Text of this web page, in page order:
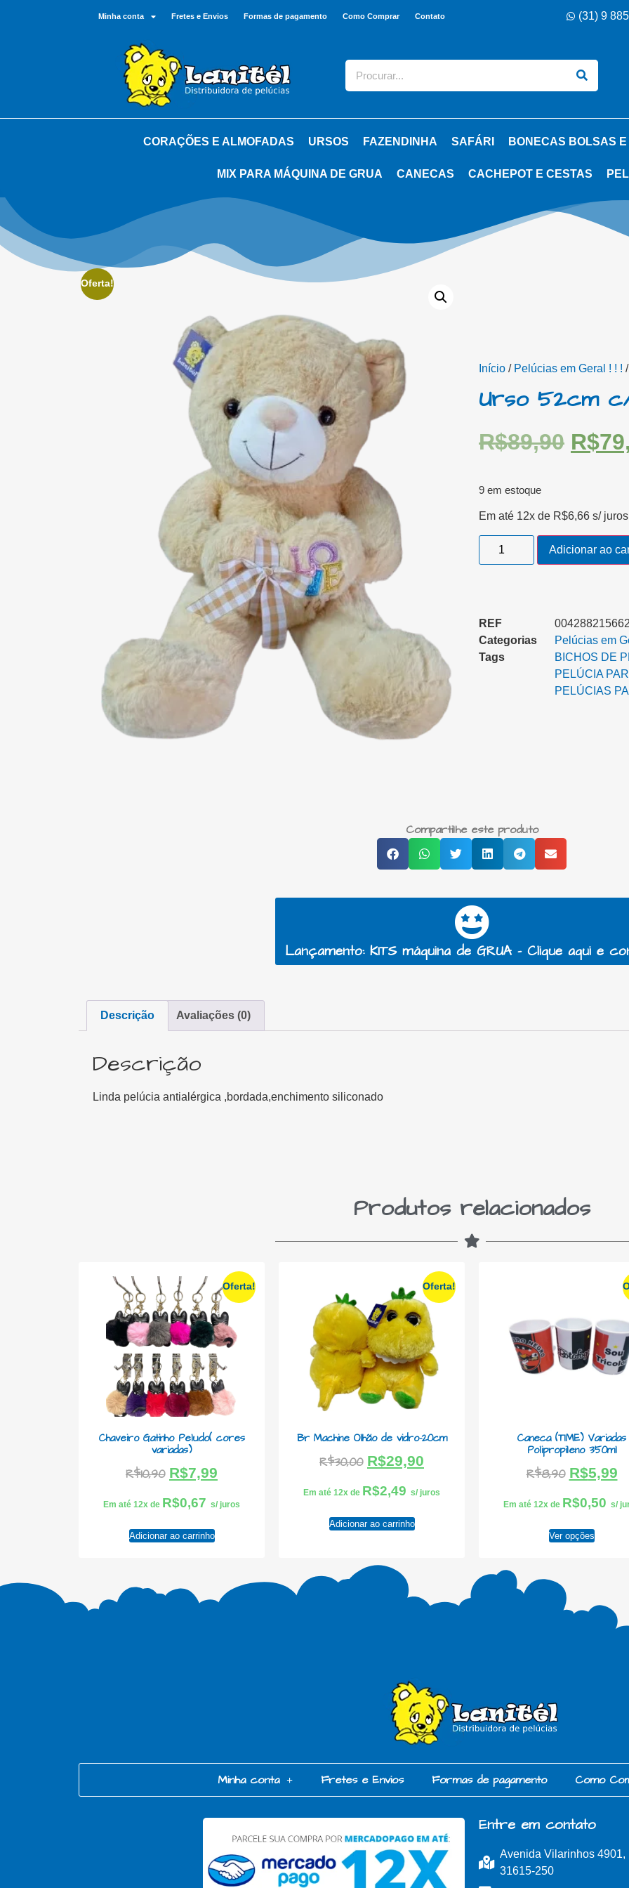
Minha conta Fretes e Envios Formas de pagamento Como Comprar Contato (31) 9
CORAÇÕES E ALMOFADAS URSOS FAZENDINHA SAFÁRI BONECAS BOLSAS
MIX PARA MÁQUINA DE GRUA CANECAS CACHEPOT E CESTAS
Oferta!
Início / Pelúcias em Geral ! ! !
Urso 52cm
R$89,90 R$
9 em estoque
Em até 12x de R$6,66 s/ juros
Adicionar ao
REF
Categorias
Pelúcias em
Tags
BICHOS DE
PELÚCIA
PELÚCIAS
Compartilhe este produto
Lançamento: KITS máquina de GRUA - Clique aqui e
Descrição Avaliações (0)
Descrição
Linda pelúcia antialérgica ,bordada,enchimento siliconado
Produtos relacionados
Oferta!
Chaveiro Gatinho Peludo( cores
variadas)
R$10,90 R$7,99
Em até 12x de R$0,67 s/ juros
Adicionar ao carrinho
Oferta!
Br Machine Olhão de vidro-20cm
R$30,00 R$29,90
Em até 12x de R$2,49 s/ juros
Adicionar ao carrinho
Caneca (TIME) Variadas
Polipropileno 350ml
R$8,90 R$5,99
Em até 12x de R$0,50 s/
Ver opções
Minha conta Fretes e Envios Formas de pagamento Como
Entre em contato
Avenida Vilarinhos 4901,
31615-250